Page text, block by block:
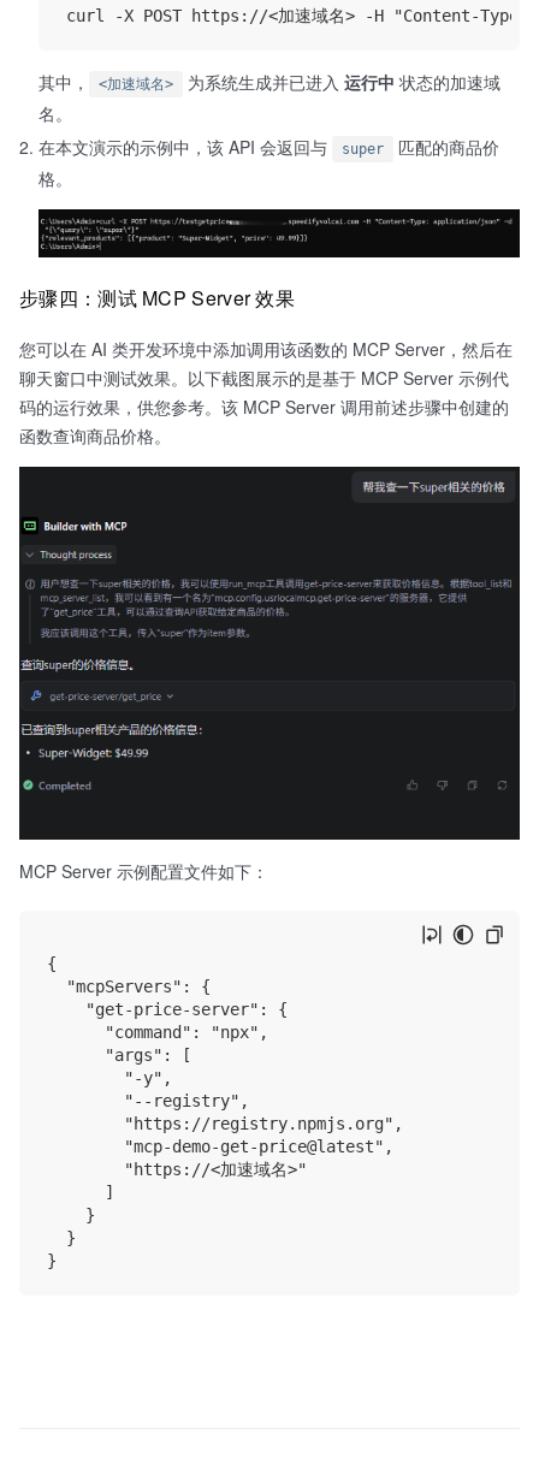
其中， <加速域名> 为系统生成并已进入 运行中 状态的加速域
名。
在本文演示的示例中，该 API 会返回与
super
匹配的商品价
格。
步骤四：测试 MCP Server 效果
您可以在 AI 类开发环境中添加调用该函数的 MCP Server，然后在
聊天窗口中测试效果。以下截图展示的是基于 MCP Server 示例代
码的运行效果，供您参考。该 MCP Server 调用前述步骤中创建的
函数查询商品价格。
MCP Server 示例配置文件如下：
{
  "mcpServers": {
    "get-price-server": {
      "command": "npx",
      "args": [
        "-y",
        "--registry",
        "https://registry.npmjs.org",
        "mcp-demo-get-price@latest",
        "https://<加速域名>"
      ]
    }
  }